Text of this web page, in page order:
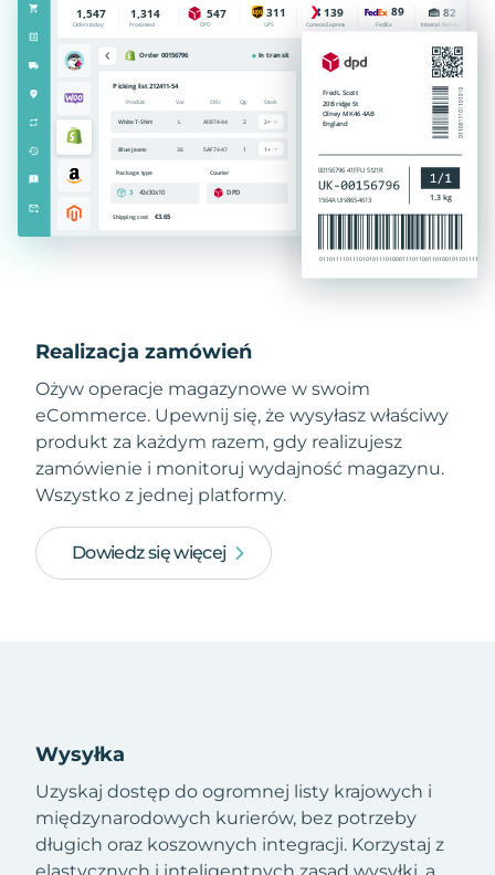
Realizacja zamówień
Ożyw operacje magazynowe w swoim
eCommerce. Upewnij się, że wysyłasz właściwy
produkt za każdym razem, gdy realizujesz
zamówienie i monitoruj wydajność magazynu.
Wszystko z jednej platformy.
Dowiedz się więcej
Wysyłka
Uzyskaj dostęp do ogromnej listy krajowych i
międzynarodowych kurierów, bez potrzeby
długich oraz koszownych integracji. Korzystaj z